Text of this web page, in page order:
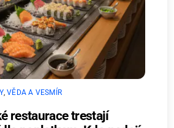
,VĚDA A VESMÍR
restaurace trestají